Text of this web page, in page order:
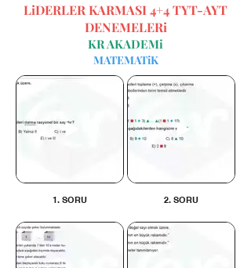
LiDERLER KARMASI 4+4 TYT-AYT
DENEMELERi
KR AKADEMi
MATEMATiK
1. SORU 2. SORU